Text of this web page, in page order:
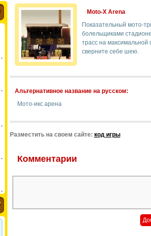
Moto-X Arena
Показательный мото-
болельщиками
трасс на максимальной
сверните себе шею.
Альтернативное название на русском:
Мото-икс арена
Разместить на своем сайте: код игры
Комментарии